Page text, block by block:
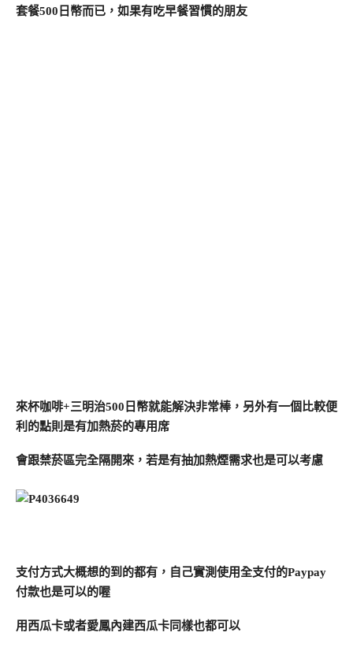
套餐500日幣而已，如果有吃早餐習慣的朋友
來杯咖啡+三明治500日幣就能解決非常棒，另外有一個比較便
利的點則是有加熱菸的專用席
會跟禁菸區完全隔開來，若是有抽加熱煙需求也是可以考慮
支付方式大概想的到的都有，自己實測使用全支付的Paypay
付款也是可以的喔
用西瓜卡或者愛鳳內建西瓜卡同樣也都可以